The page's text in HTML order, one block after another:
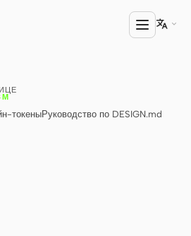

токеныРуководство по DESIGN.md